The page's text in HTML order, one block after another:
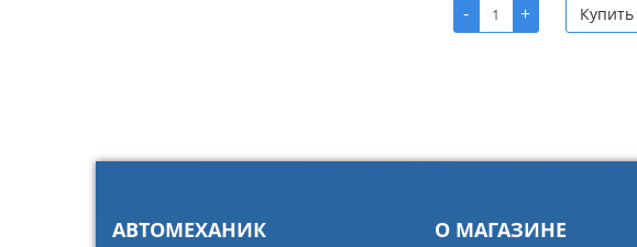
-
+ Купить
АВТОМЕХАНИК О МАГАЗИНЕ